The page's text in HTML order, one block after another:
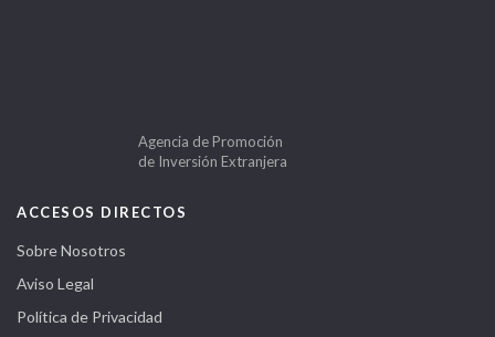
Agencia de Promoción
de Inversión Extranjera
ACCESOS DIRECTOS
Sobre Nosotros
Aviso Legal
Política de Privacidad